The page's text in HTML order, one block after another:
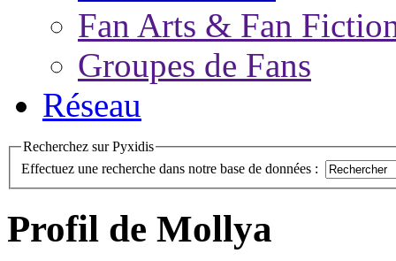
Fan Arts & Fan
Groupes de Fans
Réseau
Recherchez sur Pyxidis
Effectuez une recherche dans notre base de données :
Profil de Mollya